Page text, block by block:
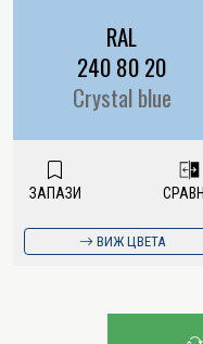
RAL
240 80 20
Crystal blue
ЗАПАЗИ
ВИЖ ЦВЕТА